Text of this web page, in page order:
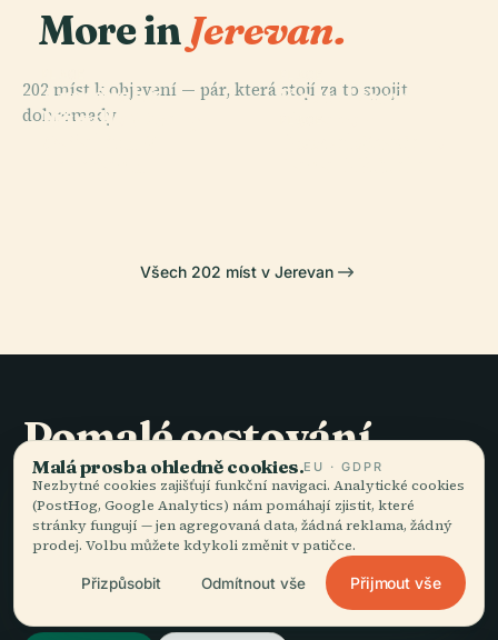
More in Jerevan.
202 míst k objevení — pár, která stojí za to spojit
dohromady.
Arménská
Národní
Kostel Surb
Arménské
Divadlo Opery
Všech 202 míst v Jerevan
Pomalé cestování,
dobře vyprávěné.
ZŮSTAŇTE VE SMYČCE
Přidat se
Malá prosba ohledně cookies.EU · GDPR
Nezbytné cookies zajišťují funkční navigaci. Analytické cookies
(PostHog, Google Analytics) nám pomáhají zjistit, které
stránky fungují — jen agregovaná data, žádná reklama, žádný
prodej. Volbu můžete kdykoli změnit v patičce.
Přizpůsobit Odmítnout vše Přijmout vše